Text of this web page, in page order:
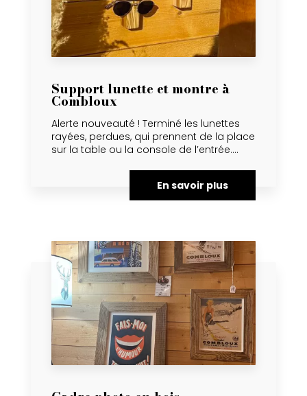
Support lunette et montre à
Combloux
Alerte nouveauté ! Terminé les lunettes
rayées, perdues, qui prennent de la place
sur la table ou la console de l’entrée....
En savoir plus